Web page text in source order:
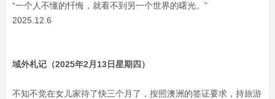
“一个人不懂的忏悔，就看不到另一个世界的曙光。”
2025.12.6
域外札记（2025年2月13日星期四）
不知不觉在女儿家待了快三个月了，按照澳洲的签证要求，持旅游